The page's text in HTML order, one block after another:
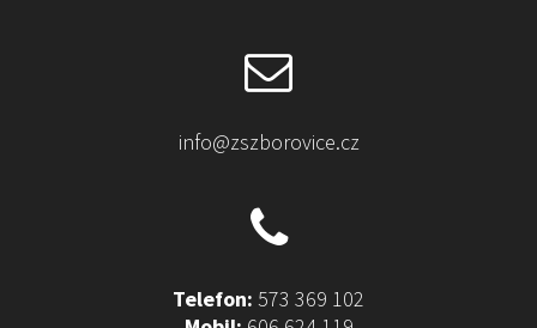
info@zszborovice.cz
Telefon: 573 369 102